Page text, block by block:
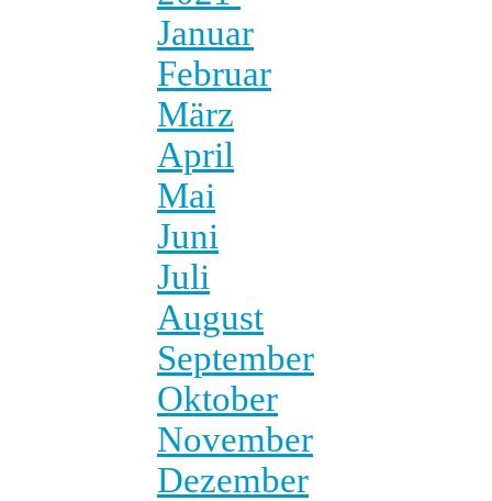
Januar
Februar
März
April
Mai
Juni
Juli
August
September
Oktober
November
Dezember